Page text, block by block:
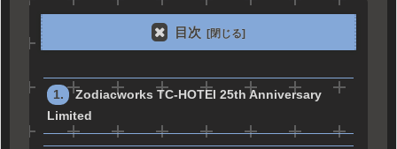
目次
Zodiacworks TC-HOTEI 25th Anniversary
Limited